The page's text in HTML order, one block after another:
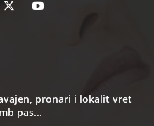
pronari i lokalit vret
pas...